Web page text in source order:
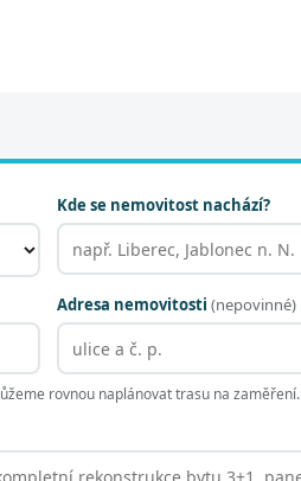
Kde se nemovitost nachází?
Adresa nemovitosti (nepovinné)
rovnou naplánovat trasu na zaměření.